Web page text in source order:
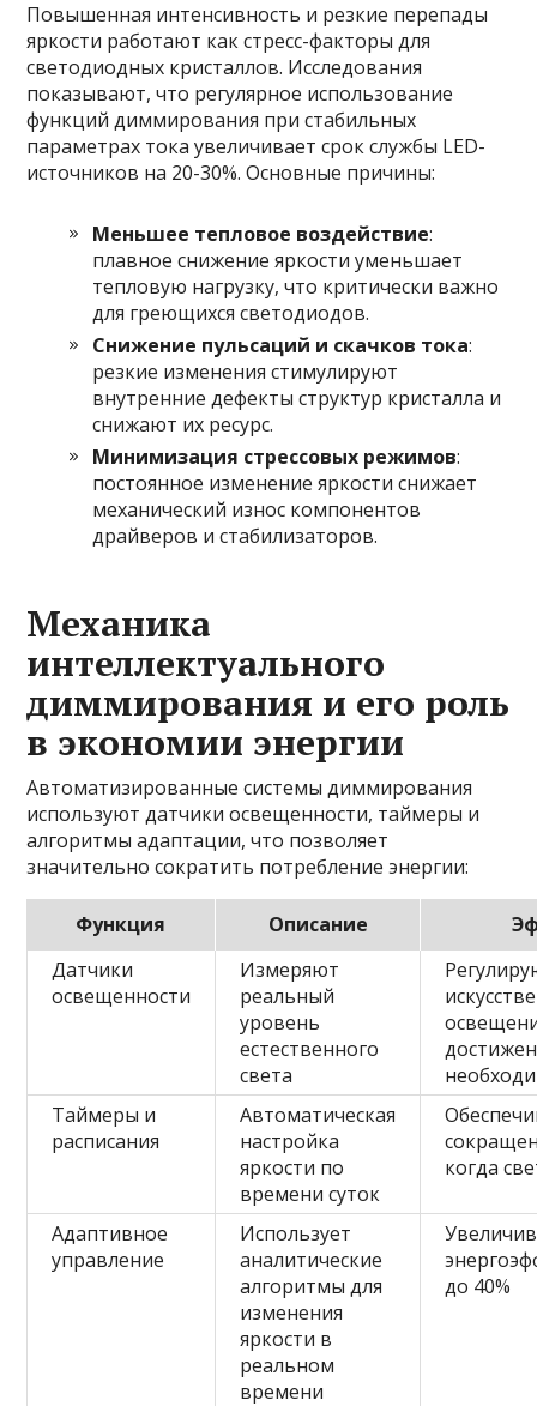
Повышенная интенсивность и резкие перепады
яркости работают как стресс-факторы для
светодиодных кристаллов. Исследования
показывают, что регулярное использование
функций диммирования при стабильных
параметрах тока увеличивает срок службы LED-
источников на 20-30%. Основные причины:
Меньшее тепловое воздействие:
плавное снижение яркости уменьшает
тепловую нагрузку, что критически важно
для греющихся светодиодов.
Снижение пульсаций и скачков тока:
резкие изменения стимулируют
внутренние дефекты структур кристалла и
снижают их ресурс.
Минимизация стрессовых режимов:
постоянное изменение яркости снижает
механический износ компонентов
драйверов и стабилизаторов.
Механика
интеллектуального
диммирования и его роль
в экономии энергии
Автоматизированные системы диммирования
используют датчики освещенности, таймеры и
алгоритмы адаптации, что позволяет
значительно сократить потребление энергии:
Функция Описание
Датчики
освещенности
Измеряют
реальный
уровень
естественного
света
Таймеры и
расписания
Автоматическая
настройка
яркости по
времени суток
когда
Адаптивное
управление
Использует
аналитические
алгоритмы для
изменения
яркости в
реальном
времени
до 40%